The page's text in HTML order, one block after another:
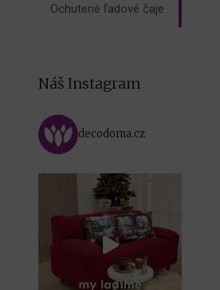
Ochutené ľadové čaje
Náš Instagram
decodoma.cz